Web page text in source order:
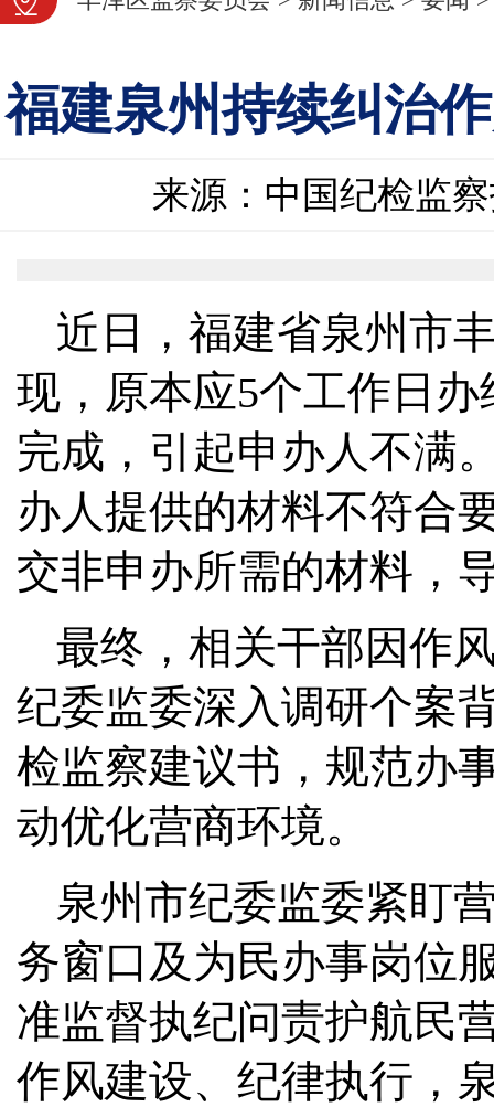
福建泉州持续纠治
来源：中国纪检监
近日，福建省泉州市
现，原本应5个工作日
完成，引起申办人不满
办人提供的材料不符合
交非申办所需的材料，
最终，相关干部因作
纪委监委深入调研个案
检监察建议书，规范办
动优化营商环境。
泉州市纪委监委紧盯
务窗口及为民办事岗位
准监督执纪问责护航民
作风建设、纪律执行，